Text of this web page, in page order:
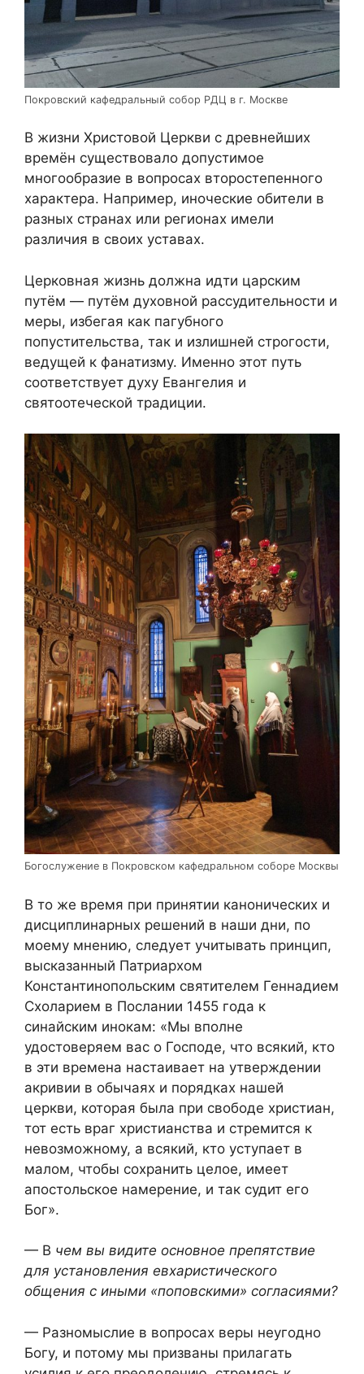
Покровский кафедральный собор РДЦ в г. Москве
В жизни Христовой Церкви с древнейших
времён существовало допустимое
многообразие в вопросах второстепенного
характера. Например, иноческие обители в
разных странах или регионах имели
различия в своих уставах.
Церковная жизнь должна идти царским
путём — путём духовной рассудительности и
меры, избегая как пагубного
попустительства, так и излишней строгости,
ведущей к фанатизму. Именно этот путь
соответствует духу Евангелия и
святоотеческой традиции.
Богослужение в Покровском кафедральном соборе Москвы
В то же время при принятии канонических и
дисциплинарных решений в наши дни, по
моему мнению, следует учитывать принцип,
высказанный Патриархом
Константинопольским святителем Геннадием
Схоларием в Послании 1455 года к
синайским инокам: «Мы вполне
удостоверяем вас о Господе, что всякий, кто
в эти времена настаивает на утверждении
акривии в обычаях и порядках нашей
церкви, которая была при свободе христиан,
тот есть враг христианства и стремится к
невозможному, а всякий, кто уступает в
малом, чтобы сохранить целое, имеет
апостольское намерение, и так судит его
Бог».
— В чем вы видите основное препятствие
для установления евхаристического
общения с иными «поповскими» согласиями?
— Разномыслие в вопросах веры неугодно
Богу, и потому мы призваны прилагать